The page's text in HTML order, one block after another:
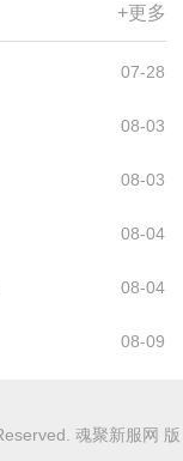
+更多
07-28
08-03
08-03
08-04
08-04
08-09
魂聚新服网 版